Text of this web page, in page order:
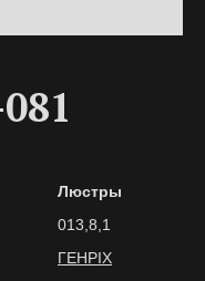
Люстры
013,8,1
ГЕНРІХ